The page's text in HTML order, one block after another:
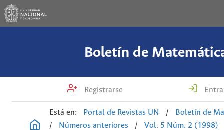
Boletín de
Registrarse
Está en: Portal de Revistas UN /
Boletín de
/
Números anteriores /
Vol. 5 Núm. 2 (1998)